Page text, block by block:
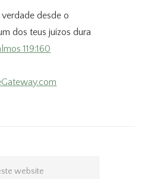
verdade desde o
dos teus juízos dura
119:160